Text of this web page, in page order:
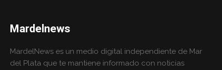
Mardelnews
MardelNews es un medio digital independiente de Mar
del Plata que te mantiene informado con noticias